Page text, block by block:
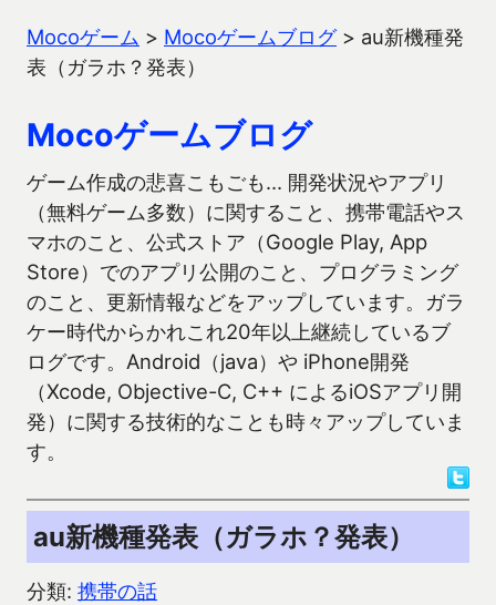
Mocoゲーム > Mocoゲームブログ> au新機種発
表（ガラホ？発表）
Mocoゲームブログ
ゲーム作成の悲喜こもごも… 開発状況やアプリ
（無料ゲーム多数）に関すること、携帯電話やス
マホのこと、公式ストア（Google Play, App
Store）でのアプリ公開のこと、プログラミング
のこと、更新情報などをアップしています。ガラ
ケー時代からかれこれ20年以上継続しているブ
ログです。Android（java）や iPhone開発
（Xcode, Objective-C, C++ によるiOSアプリ開
発）に関する技術的なことも時々アップしていま
す。
au新機種発表（ガラホ？発表）
分類: 携帯の話